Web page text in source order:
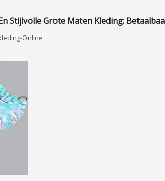
Stijlvolle Grote Maten Kleding:
Online